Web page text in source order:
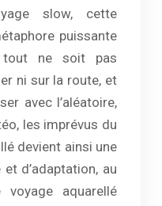
slow, cette
puissante
ne soit pas
ni sur la route, et
avec l’aléatoire,
les imprévus du
devient ainsi une
d’adaptation, au
voyage aquarellé